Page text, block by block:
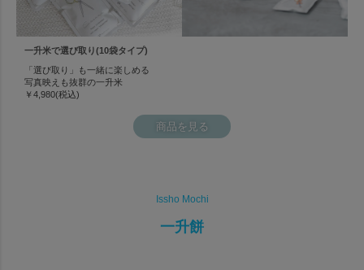
一升米で選び取り(10袋タイプ)
「選び取り」も一緒に楽しめる
写真映えも抜群の一升米
￥4,980(税込)
商品を見る
Issho Mochi
一升餅